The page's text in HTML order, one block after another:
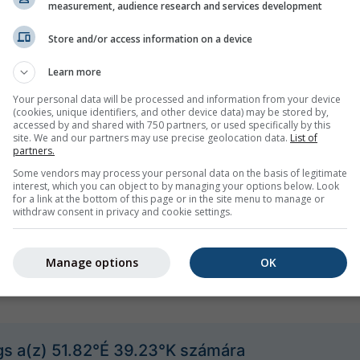
All <24ó 24-48ó >48ó
világszerte több mint 80 hivatalos ügynökség szolgáltatja
vagy jellegéért. A problémákat avisszajelzési űrlapunkon
a(z) 51.82°É 39.23°K számára
measurement, audience research and services development
Store and/or access information on a device
Learn more
Your personal data will be processed and information from your device
(cookies, unique identifiers, and other device data) may be stored by,
accessed by and shared with 750 partners, or used specifically by this
site. We and our partners may use precise geolocation data. List of
partners.
Some vendors may process your personal data on the basis of legitimate
interest, which you can object to by managing your options below. Look
for a link at the bottom of this page or in the site menu to manage or
withdraw consent in privacy and cookie settings.
OK
Manage options